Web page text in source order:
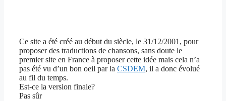
Ce site a été créé au début du siècle, le 31/12/2001, pour
proposer des traductions de chansons, sans doute le
premier site en France à proposer cette idée mais cela n’a
pas été vu d’un bon oeil par la CSDEM, il a donc évolué
au fil du temps.
Est-ce la version finale?
Pas sûr